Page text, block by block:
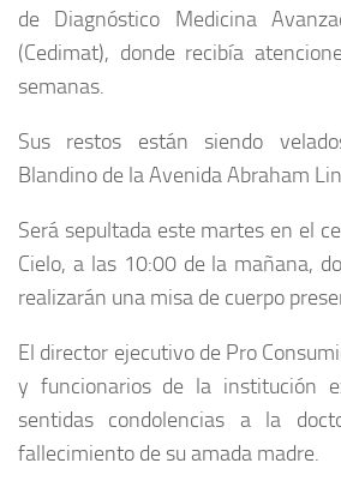
de Diagnóstico Medicina
(Cedimat), donde recibía
semanas.
Sus restos están siendo
Blandino de la Avenida Abraham
Será sepultada este martes en el
Cielo, a las 10:00 de la mañana,
realizarán una misa de cuerpo
El director ejecutivo de Pro
y funcionarios de la institución
sentidas condolencias a la
fallecimiento de su amada madre.